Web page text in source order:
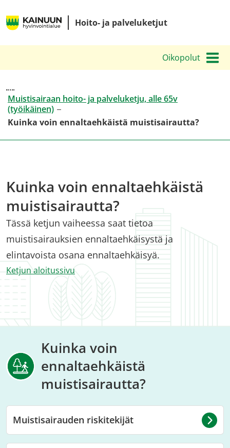
sisältöön
Oikopolut
Kainuun
Hoito- ja palveluketjut
Muistisairaan hoito- ja palveluketju, alle 65v
(työikäinen)
Kuinka voin ennaltaehkäistä muistisairautta?
Kuinka voin ennaltaehkäistä
muistisairautta?
Tässä ketjun vaiheessa saat tietoa
muistisairauksien ennaltaehkäisystä ja
elintavoista osana ennaltaehkäisyä.
Ketjun aloitussivu
Kuinka voin
ennaltaehkäistä
muistisairautta?
Muistisairauden riskitekijät